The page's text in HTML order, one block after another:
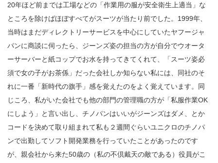
20年ほど前までは工場などの「作業用の服が安全衛生上適当」な
ところを除けばほぼすべてがスーツが当たり前でした。1999年、
当時はまだディレクトリーサービスを中心にしていたヤフージャ
パンに商談に伺ったら、ジーンズ姿の担当の方が自分でウオータ
ーサーバーと紙コップでお水を持ってきてくれて、「スーツ姿必
須で女の子がお茶係」だった会社しか知らない私には、同社のそ
れに一番「新時代の旗手」感を覚えたのをよく覚えています。同
じころ、私がいた会社でも他の部門の管理職の方が「私服作業OK
にしよう」と言い出し、チノパンはいいがジーンズはダメ、とか
コードを決めて取り組まれて私も２週間ぐらいユニクロのチノパ
ンで出勤してソフト開発業務を行っていたことがあったのです
が、親会社から来た50歳の（私の不倶戴天の敵である）役員がこ